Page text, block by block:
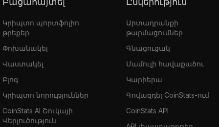
Կրիպտո պորտֆոլիո
թրեքեր
Փոխանակել
Վաստակել
Բլոգ
Կրիպտո նորություններ
CoinStats AI Շուկայի
Վերլուծություն
Արտադրանքի
թարմացումներ
Գնացուցակ
Մամուլի հավաքածու
Կարիերա
Գովազդել CoinStats-ում
CoinStats API